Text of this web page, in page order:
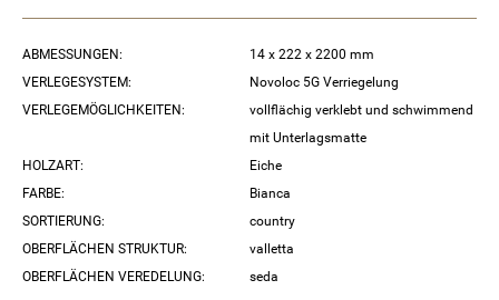
€106.80.
€79.90.
ABMESSUNGEN:
14 x 222 x 2200 mm
VERLEGESYSTEM:
Novoloc 5G Verriegelung
VERLEGEMÖGLICHKEITEN:
vollflächig verklebt und schwimmend
mit Unterlagsmatte
HOLZART:
Eiche
FARBE:
Bianca
SORTIERUNG:
country
OBERFLÄCHEN STRUKTUR:
valletta
OBERFLÄCHEN VEREDELUNG:
seda